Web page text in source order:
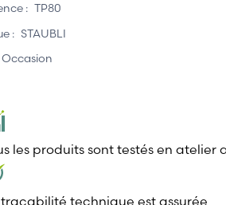
: TP80
: STAUBLI
Occasion
les produits sont testés en atelier
technique est assurée